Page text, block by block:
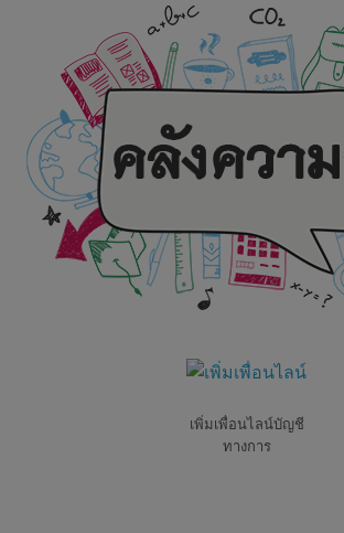
เพิ่มเพื่อนไลน์บัญชี
ทางการ